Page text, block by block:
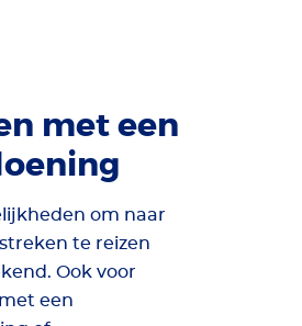
met een
om naar
te reizen
Ook voor
een